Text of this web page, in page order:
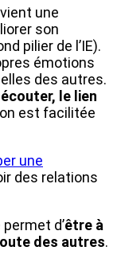
une
son
pilier de l’IE).
émotions
des autres.
le lien
est facilitée
une
des relations
d’être à
des autres.